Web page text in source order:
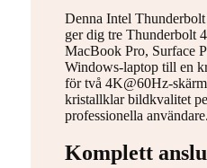
Denna Intel
ger dig tre Thunderbolt
MacBook Pro, Surface
Windows-laptop till en
för två 4K@60Hz-
kristallklar bildkvalitet
professionella användare.
Komplett